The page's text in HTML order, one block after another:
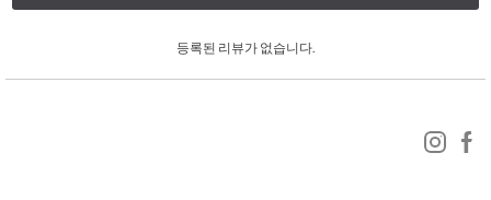
등록된 리뷰가 없습니다.